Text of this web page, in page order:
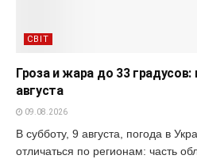
СВІТ
Гроза и жара до 33 градусов:
августа
09.08.2026
В субботу, 9 августа, погода в
отличаться по регионам: часть